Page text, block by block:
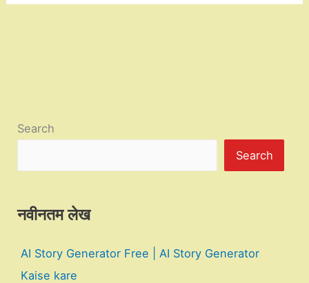
Search
Search
नवीनतम लेख
AI Story Generator Free | AI Story Generator
Kaise kare